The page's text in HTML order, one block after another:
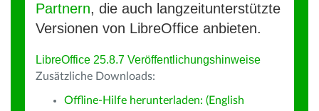
Partnern, die auch langzeitunterstützte
Versionen von LibreOffice anbieten.
LibreOffice 25.8.7 Veröffentlichungshinweise
Zusätzliche Downloads:
Offline-Hilfe herunterladen: (English